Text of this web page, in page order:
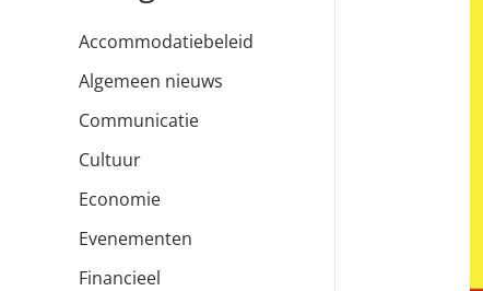
Accommodatiebeleid
Algemeen nieuws
Communicatie
Cultuur
Economie
Evenementen
Financieel